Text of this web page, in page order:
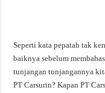
Seperti kata pepatah tak
baiknya sebelum
tunjangan tunjangannya
PT Carsurin? Kapan PT